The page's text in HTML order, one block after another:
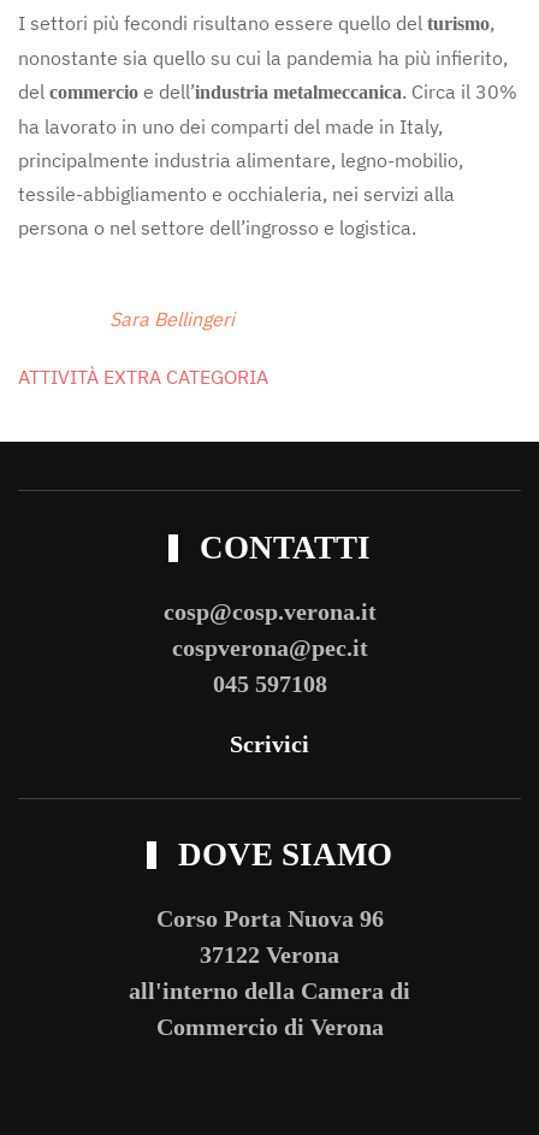
I settori più fecondi risultano essere quello del turismo,
nonostante sia quello su cui la pandemia ha più infierito,
del commercio e dell’industria metalmeccanica. Circa il 30%
ha lavorato in uno dei comparti del made in Italy,
principalmente industria alimentare, legno-mobilio,
tessile-abbigliamento e occhialeria, nei servizi alla
persona o nel settore dell’ingrosso e logistica.
Sara Bellingeri
ATTIVITÀ EXTRA CATEGORIA
CONTATTI
cosp@cosp.verona.it
cospverona@pec.it
045 597108
Scrivici
DOVE SIAMO
Corso Porta Nuova 96
37122 Verona
all'interno della Camera di
Commercio di Verona